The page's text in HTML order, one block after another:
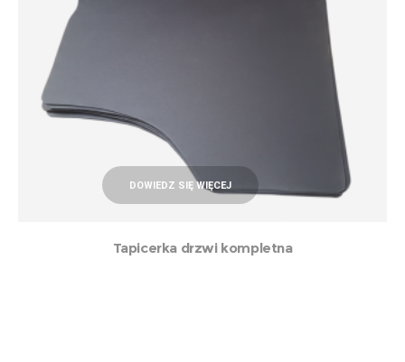
DOWIEDZ SIĘ WIĘCEJ
Tapicerka drzwi kompletna